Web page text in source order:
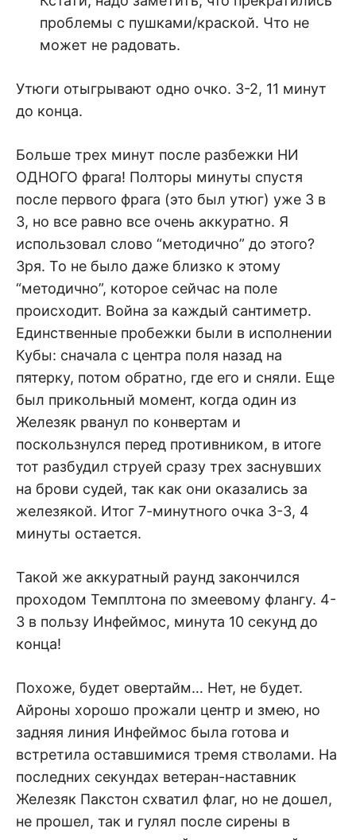
проблемы с пушками/краской. Что не
может не радовать.
Утюги отыгрывают одно очко. 3-2, 11 минут
до конца.
Больше трех минут после разбежки НИ
ОДНОГО фрага! Полторы минуты спустя
после первого фрага (это был утюг) уже 3 в
3, но все равно все очень аккуратно. Я
использовал слово “методично” до этого?
Зря. То не было даже близко к этому
“методично”, которое сейчас на поле
происходит. Война за каждый сантиметр.
Единственные пробежки были в исполнении
Кубы: сначала с центра поля назад на
пятерку, потом обратно, где его и сняли. Еще
был прикольный момент, когда один из
Железяк рванул по конвертам и
поскользнулся перед противником, в итоге
тот разбудил струей сразу трех заснувших
на брови судей, так как они оказались за
железякой. Итог 7-минутного очка 3-3, 4
минуты остается.
Такой же аккуратный раунд закончился
проходом Темплтона по змеевому флангу. 4-
3 в пользу Инфеймос, минута 10 секунд до
конца!
Похоже, будет овертайм… Нет, не будет.
Айроны хорошо прожали центр и змею, но
задняя линия Инфеймос была готова и
встретила оставшимися тремя стволами. На
последних секундах ветеран-наставник
Железяк Пакстон схватил флаг, но не дошел,
не прошел, так и гулял после сирены в